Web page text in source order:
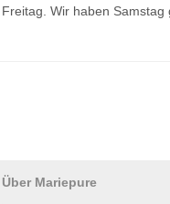
Wir haben Samstag
Über Mariepure